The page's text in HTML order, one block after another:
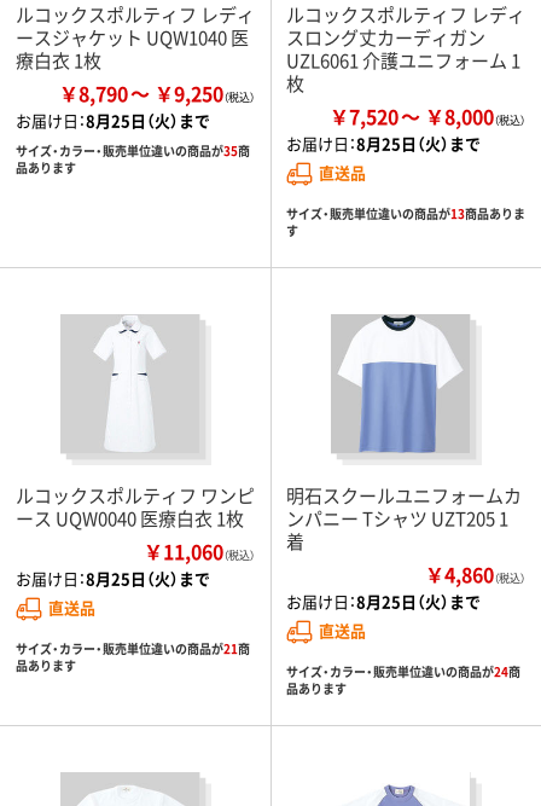
ルコックスポルティフ レディ
ースジャケット UQW1040 医
療白衣 1枚
￥8,790 ￥9,250
お届け日：8月25日（火）まで
サイズ・カラー・販売単位違いの商品が35商
品あります
ルコックスポルティフ レディ
スロング丈カーディガン
UZL6061 介護ユニフォーム 1
枚
￥7,520 ￥8,000
お届け日：8月25日（火）まで
直送品
サイズ・販売単位違いの商品が13商品ありま
す
ルコックスポルティフ ワンピ
ース UQW0040 医療白衣 1枚
￥11,060（税込）
お届け日：8月25日（火）まで
直送品
サイズ・カラー・販売単位違いの商品が21商
品あります
明石スクールユニフォームカ
ンパニー Tシャツ UZT205 1
着
￥4,860（税込）
お届け日：8月25日（火）まで
直送品
サイズ・カラー・販売単位違いの商品が24商
品あります